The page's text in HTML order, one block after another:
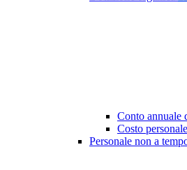
Conto annuale
Costo
Personale non a